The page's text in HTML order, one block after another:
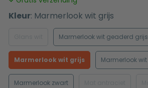
€ 279,00.
€ 189,00.
Kleur: Marmerlook wit grijs
Marmerlook wit geaderd grijs
Marmerlook wit grijs Marmerlook
Marmerlook zwart